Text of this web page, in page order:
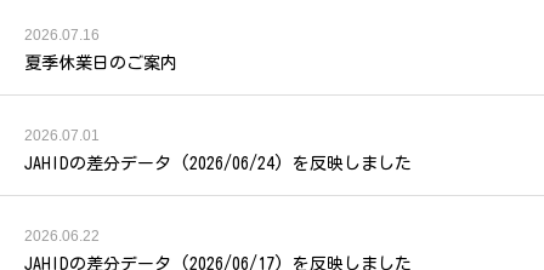
2026.07.16
夏季休業日のご案内
2026.07.01
JAHIDの差分データ (2026/06/24) を反映しました
2026.06.22
JAHIDの差分データ (2026/06/17) を反映しました